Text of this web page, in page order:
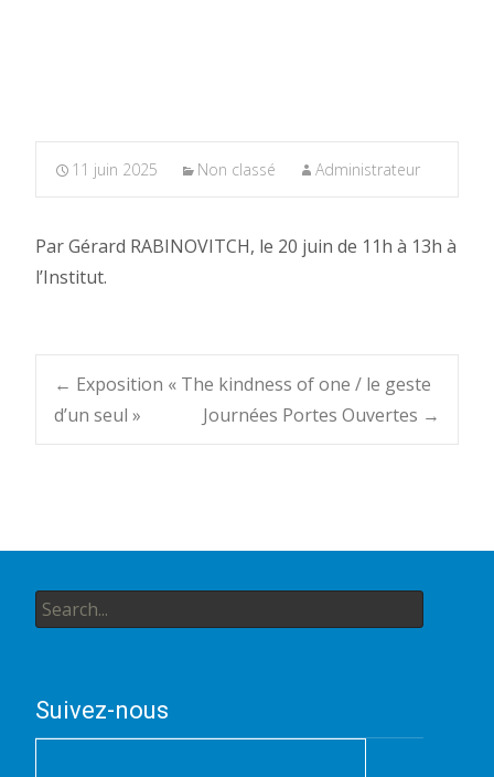
11 juin 2025 Non classé Administrateur
Par Gérard RABINOVITCH, le 20 juin de 11h à 13h à
l’Institut.
Post
← Exposition « The kindness of one / le geste
d’un seul »
Journées Portes Ouvertes →
Search
for:
Suivez-nous